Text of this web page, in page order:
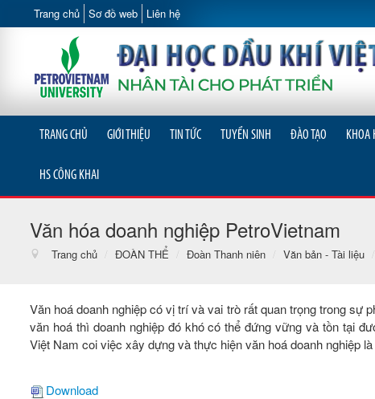
Trang chủ Sơ đồ web Liên hệ
TRANG CHỦ GIỚI THIỆU TIN TỨC TUYỂN SINH ĐÀO TẠO KHOA
HS CÔNG KHAI
Văn hóa doanh nghiệp PetroVietnam
Trang chủ / ĐOÀN THỂ / Đoàn Thanh niên / Văn bản - Tài liệu /
Văn hoá doanh nghiệp có vị trí và vai trò rất quan trọng trong sự
văn hoá thì doanh nghiệp đó khó có thể đứng vững và tồn tại
Việt Nam coi việc xây dựng và thực hiện văn hoá doanh nghiệp
Download